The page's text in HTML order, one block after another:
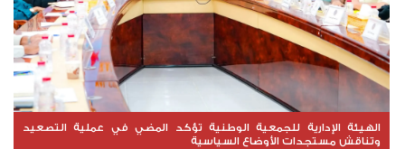
الهيئة الإدارية للجمعية الوطنية تؤكد المضي في عملية التصعيد
وتناقش مستجدات الأوضاع السياسية